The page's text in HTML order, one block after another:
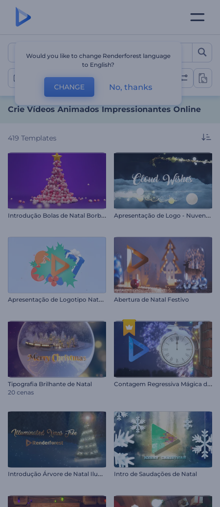
Crie Vídeos Animados
Vídeos de Animação
Crie Vídeos Animados Impressionantes Online
419 Templates
I
ntrodução Bolas de Natal Borbulhantes A
presentação de Logo - Nuvens de Desejos
A
presentação de Logotipo Natal Feliz Abertura de Natal Festivo
Tipografia Brilhante de Natal
20 cenas
C
ontagem Regressiva Mágica de Ano Novo
I
ntrodução Árvore de Natal Iluminada Intro de Saudações de Natal
Would you like to change Renderforest language
to English?
CHANGE No, thanks